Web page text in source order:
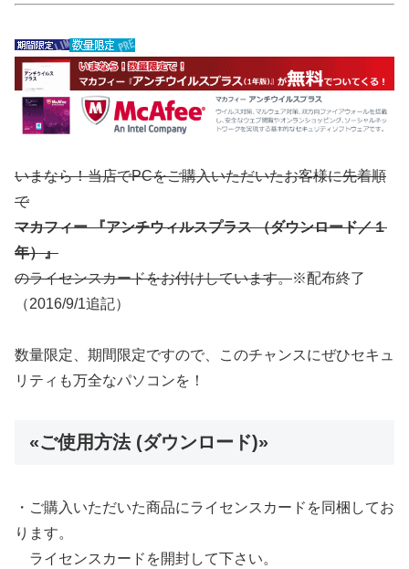
いまなら！当店でPCをご購入いただいたお客様に先着順
で
マカフィー 『アンチウィルスプラス （ダウンロード／１
年）』
のライセンスカードをお付けしています。※配布終了
（2016/9/1追記）
数量限定、期間限定ですので、このチャンスにぜひセキュ
リティも万全なパソコンを！
«ご使用方法 (ダウンロード)»
・ご購入いただいた商品にライセンスカードを同梱してお
ります。
ライセンスカードを開封して下さい。